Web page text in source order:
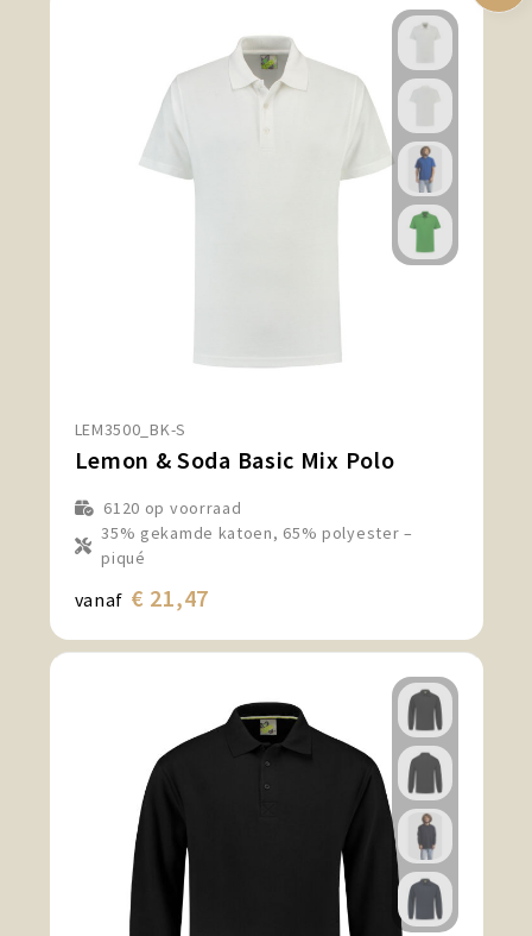
LEM3500_BK-S
Lemon & Soda Basic Mix Polo
6120 op voorraad
35% gekamde katoen, 65% polyester –
piqué
vanaf € 21,47